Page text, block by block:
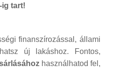
ig tart!
finanszírozással, állami
új lakáshoz. Fontos,
használhatod fel,